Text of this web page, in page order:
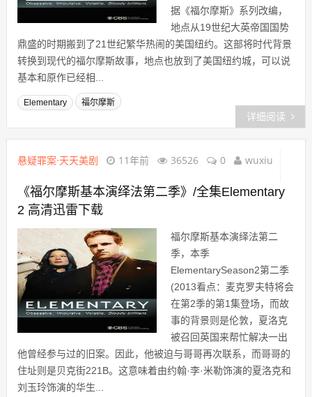
据《福尔摩斯》系列改编，
地点从19世纪大英帝国国势
鼎盛的时期搬到了21世纪繁华热闹的美国纽约。这部将时代背景
转换到现代的福尔摩斯故事，地点也放到了美国纽约城，可以说
基本和原作已经相...
Elementary 福尔摩斯
详细阅读
悬疑罪案·天天美剧 11年前 36526 0 wuxiu
《福尔摩斯基本演绎法第二季》/全集Elementary
2 高清迅雷下载
福尔摩斯基本演绎法第二
季，本季
ElementarySeason2第二季
(2013看点：麦克罗夫特将会
在第2季的第1集登场，而故
事的背景则是伦敦，夏洛克
被召回英国来帮忙解决一出
他曾经参与过的旧案。因此，他被迫与哥哥再次联系，而哥哥的
住址则是贝克街221B。这意味着由约翰·李·米勒饰演的夏洛克和
刘玉玲饰演的华生...